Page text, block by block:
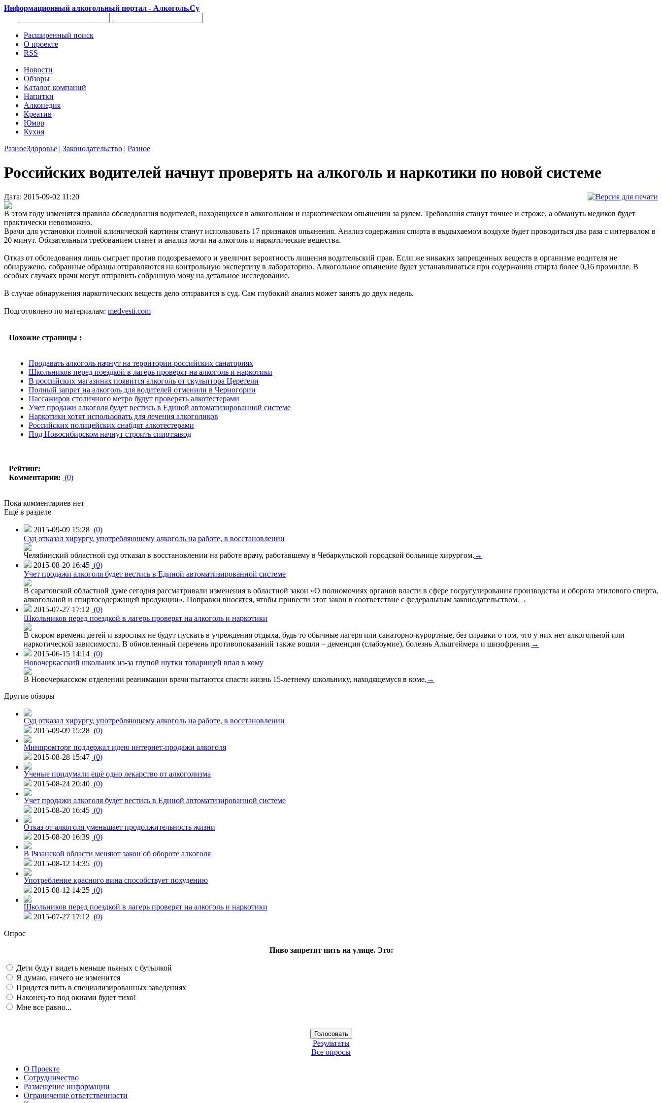
Информационный алкогольный портал - Алкоголь.Су
Расширенный поиск
О проекте
RSS
Новости
Обзоры
Каталог компаний
Напитки
Алкопедия
Креатив
Юмор
Кухня
РазноеЗдоровье | Законодательство | Разное
Российских водителей начнут проверять на алкоголь и наркотики по новой системе
Дата: 2015-09-02 11:20
В этом году изменятся правила обследования водителей, находящихся в алкогольном и наркотическом опьянении за рулем. Требования станут точнее и строже, а обмануть медиков будет
практически невозможно.
Врачи для установки полной клинической картины станут использовать 17 признаков опьянения. Анализ содержания спирта в выдыхаемом воздухе будет проводиться два раза с интервалом в
20 минут. Обязательным требованием станет и анализ мочи на алкоголь и наркотические вещества.
Отказ от обследования лишь сыграет против подозреваемого и увеличит вероятность лишения водительский прав. Если же никаких запрещенных веществ в организме водителя не
обнаружено, собранные образцы отправляются на контрольную экспертизу в лабораторию. Алкогольное опьянение будет устанавливаться при содержании спирта более 0,16 промилле. В
особых случаях врачи могут отправить собранную мочу на детальное исследование.
В случае обнаружения наркотических веществ дело отправится в суд. Сам глубокий анализ может занять до двух недель.
Подготовлено по материалам: medvesti.com
Похожие страницы :
Продавать алкоголь начнут на территории российских санаториях
Школьников перед поездкой в лагерь проверят на алкоголь и наркотики
В российских магазинах появится алкоголь от скульптора Церетели
Полный запрет на алкоголь для водителей отменили в Черногории
Пассажиров столичного метро будут проверять алкотестерами
Учет продажи алкоголя будет вестись в Единой автоматизированной системе
Наркотики хотят использовать для лечения алкоголиков
Российских полицейских снабдят алкотестерами
Под Новосибирском начнут строить спиртзавод
Рейтинг:
Комментарии: (0)
Пока комментариев нет
Ещё в разделе
2015-09-09 15:28 (0)
Суд отказал хирургу, употребляющему алкоголь на работе, в восстановлении
Челябинский областной суд отказал в восстановлении на работе врачу, работавшему в Чебаркульской городской больнице хирургом. →
2015-08-20 16:45 (0)
Учет продажи алкоголя будет вестись в Единой автоматизированной системе
В саратовской областной думе сегодня рассматривали изменения в областной закон «О полномочиях органов власти в сфере госругулирования производства и оборота этилового спирта,
алкогольной и спиртосодержащей продукции». Поправки вносятся, чтобы привести этот закон в соответствие с федеральным законодательством. →
2015-07-27 17:12 (0)
Школьников перед поездкой в лагерь проверят на алкоголь и наркотики
В скором времени детей и взрослых не будут пускать в учреждения отдыха, будь то обычные лагеря или санаторно-курортные, без справки о том, что у них нет алкогольной или
наркотической зависимости. В обновленный перечень противопоказаний также вошли – деменция (слабоумие), болезнь Альцгеймера и шизофрения. →
2015-06-15 14:14 (0)
Новочеркасский школьник из-за глупой шутки товарищей впал в кому
В Новочеркасском отделении реанимации врачи пытаются спасти жизнь 15-летнему школьнику, находящемуся в коме. →
Другие обзоры
Суд отказал хирургу, употребляющему алкоголь на работе, в восстановлении
2015-09-09 15:28 (0)
Минпромторг поддержал идею интернет-продажи алкоголя
2015-08-28 15:47 (0)
Ученые придумали ещё одно лекарство от алкоголизма
2015-08-24 20:40 (0)
Учет продажи алкоголя будет вестись в Единой автоматизированной системе
2015-08-20 16:45 (0)
Отказ от алкоголя уменьшает продолжительность жизни
2015-08-20 16:39 (0)
В Рязанской области меняют закон об обороте алкоголя
2015-08-12 14:35 (0)
Употребление красного вина способствует похудению
2015-08-12 14:25 (0)
Школьников перед поездкой в лагерь проверят на алкоголь и наркотики
2015-07-27 17:12 (0)
Опрос
Пиво запретят пить на улице. Это:
Дети будут видеть меньше пьяных с бутылкой
Я думаю, ничего не изменится
Придется пить в специализированных заведениях
Наконец-то под окнами будет тихо!
Мне все равно...
Результаты
Все опросы
О Проекте
Сотрудничество
Размещение информации
Ограничение ответственности